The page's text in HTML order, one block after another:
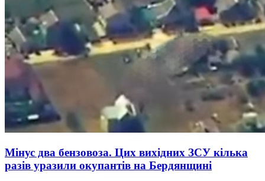
Мінус два бензовоза. Цих вихідних ЗСУ кілька
разів уразили окупантів на Бердянщині